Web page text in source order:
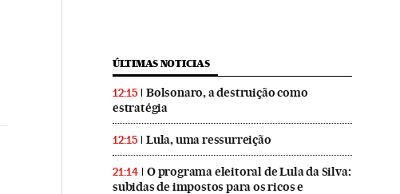
ÚLTIMAS NOTICIAS
12:15
Bolsonaro, a destruição como
estratégia
12:15 Lula, uma ressurreição
21:14
O programa eleitoral de Lula da Silva:
subidas de impostos para os ricos e